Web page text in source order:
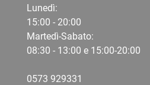
Lunedì:
15:00 - 20:00
Martedì-Sabato:
08:30 - 13:00 e 15:00-20:00
0573 929331